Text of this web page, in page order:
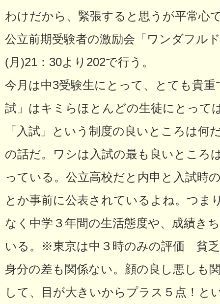
わけだから、緊張すると思うが平常心
公立前期受験者の激励会「ワンダフル
(月)21：30より202で行う。
今月は中3受験生にとって、とても貴
試」はキミらほとんどの生徒にとって
「入試」という制度の良いところは
の話だ。ワシは入試の最も良いところ
っている。公立高校だと内申と入試時
とか事前に公表されているよね。つま
なく中学３年間の生活態度や、成績き
いる。※東京は中３時のみの評価 貧
身分の差も関係ない。顔の良し悪しも
して、目が大きいからプラス５点！と